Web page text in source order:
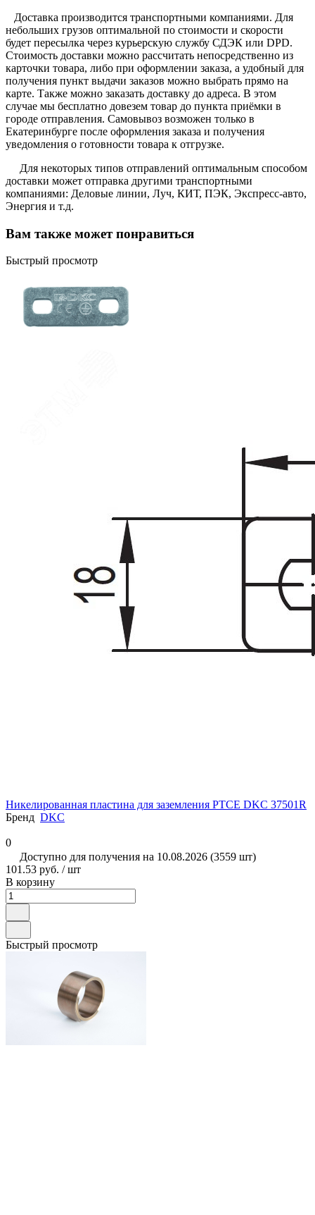
Доставка производится транспортными компаниями. Для
небольших грузов оптимальной по стоимости и скорости
будет пересылка через курьерскую службу СДЭК или DPD.
Стоимость доставки можно рассчитать непосредственно из
карточки товара, либо при оформлении заказа, а удобный для
получения пункт выдачи заказов можно выбрать прямо на
карте. Также можно заказать доставку до адреса. В этом
случае мы бесплатно довезем товар до пункта приёмки в
городе отправления. Самовывоз возможен только в
Екатеринбурге после оформления заказа и получения
уведомления о готовности товара к отгрузке.
Для некоторых типов отправлений оптимальным способом
доставки может отправка другими транспортными
компаниями: Деловые линии, Луч, КИТ, ПЭК, Экспресс-авто,
Энергия и т.д.
Вам также может понравиться
Быстрый просмотр
Никелированная пластина для заземления PTCE DKC 37501R
Бренд DKC
0
Доступно для получения на 10.08.2026 (3559 шт)
101.53 руб. / шт
В корзину
Быстрый просмотр